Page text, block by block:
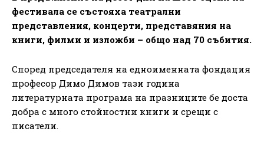
фестивала се състояха театрални
представления, концерти, представяния на
книги, филми и изложби – общо над 70 събития.
Според председателя на едноименната фондация
професор Димо Димов тази година
литературната програма на празниците бе доста
добра с много стойностни книги и срещи с
писатели.